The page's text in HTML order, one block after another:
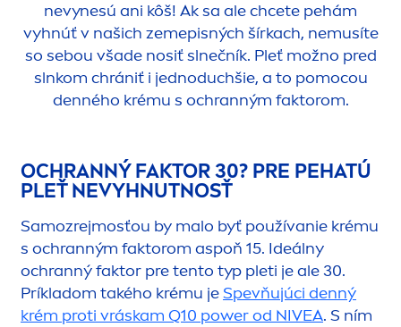
nevynesú ani kôš! Ak sa ale chcete pehám
vyhnúť v našich zemepisných šírkach, nemusíte
so sebou všade nosiť slnečník. Pleť možno pred
slnkom chrániť i jednoduchšie, a to pomocou
denného krému s ochranným faktorom.
OCHRANNÝ FAKTOR 30? PRE PEHATÚ
PLEŤ NEVYHNUTNOSŤ
Samozrejmosťou by malo byť používanie krému
s ochranným faktorom aspoň 15. Ideálny
ochranný faktor pre tento typ pleti je ale 30.
Príkladom takého krému jeSpevňujúci denný
krém proti vráskam Q10 power od NIVEA. S ním